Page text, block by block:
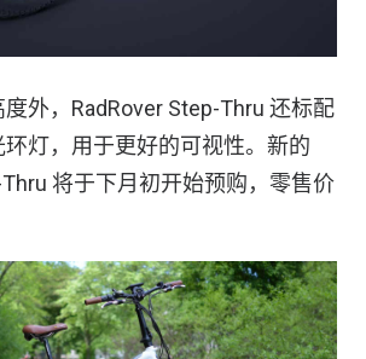
外，RadRover Step-Thru 还标配
灯，用于更好的可视性。新的
Thru 将于下月初开始预购，零售价